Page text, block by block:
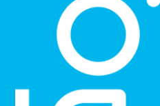
от 3350 ₽
от 3450 ₽